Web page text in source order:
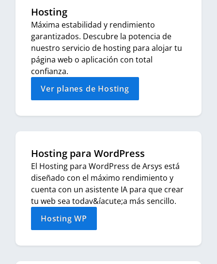
Hosting
Máxima estabilidad y rendimiento
garantizados. Descubre la potencia de
nuestro servicio de hosting para alojar tu
página web o aplicación con total
confianza.
Ver planes de Hosting
Hosting para WordPress
El Hosting para WordPress de Arsys está
diseñado con el máximo rendimiento y
cuenta con un asistente IA para que crear
tu web sea todav&íacute;a más sencillo.
Hosting WP